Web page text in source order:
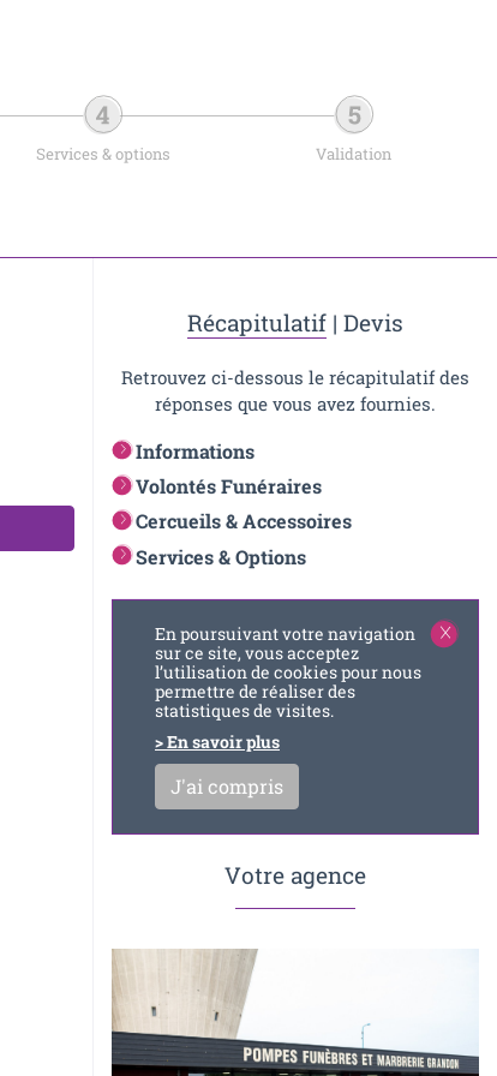
Services & options Validation
Récapitulatif | Devis
Retrouvez ci-dessous le récapitulatif des
réponses que vous avez fournies.
Informations
Volontés Funéraires
Cercueils & Accessoires
Services & Options
En poursuivant votre navigation
sur ce site, vous acceptez
l’utilisation de cookies pour nous
permettre de réaliser des
statistiques de visites.
> En savoir plus
J'ai compris
Votre agence